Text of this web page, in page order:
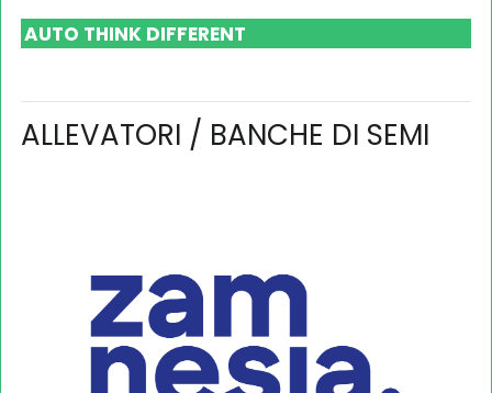
AUTO THINK DIFFERENT
ALLEVATORI / BANCHE DI SEMI